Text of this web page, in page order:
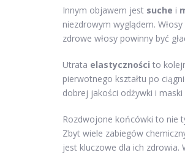
Innym objawem jest suche i
niezdrowym wyglądem.
zdrowe włosy powinny być
Utrata elastyczności to
pierwotnego kształtu po
dobrej jakości odżywki i
Rozdwojone końcówki to nie
Zbyt wiele zabiegów
jest kluczowe dla ich